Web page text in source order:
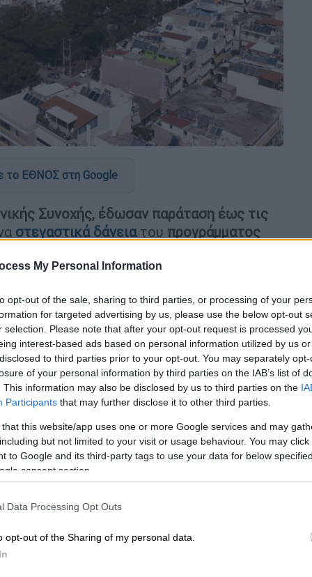
My Personal Information
opt-out of the sale, sharing to third parties, or processing of your
for targeted advertising by us, please use the below opt-out
selection. Please note that after your opt-out request is processed
interest-based ads based on personal information utilized by us
to third parties prior to your opt-out. You may separately
of your personal information by third parties on the IAB’s list of
This information may also be disclosed by us to third parties on the
Participants that may further disclose it to other third parties.
that this website/app uses one or more Google services and may
but not limited to your visit or usage behaviour. You may
to Google and its third-party tags to use your data for below
consent section.
Data Processing Opt Outs
opt-out of the Sharing of my personal data.
το ΕΘΝΟΣ στη Google
Συνοχής, έδωσαν παράταση έως τις
στεγαστικά δάνειατου προγράμματος
να συμβασιοποιηθούν έως τις 2
του Ταμείου Ανάκαμψης , η κυβέρνηση
2026 για την υπογραφή των συμβάσεων,
.
του ο διευθυντής της
«Πολιτικό σωσίβιο του
μπόι σας με τη σκιά σας»